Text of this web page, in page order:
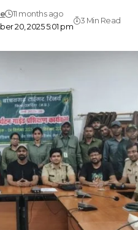
20, 2025 5:01 pm
11 months ago
3 Min Read